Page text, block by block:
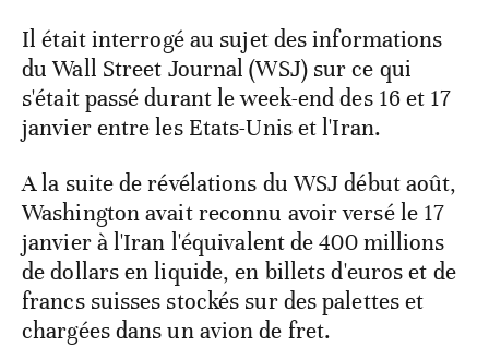
Il était interrogé au sujet des informations
du Wall Street Journal (WSJ) sur ce qui
s'était passé durant le week-end des 16 et 17
janvier entre les Etats-Unis et l'Iran.
A la suite de révélations du WSJ début août,
Washington avait reconnu avoir versé le 17
janvier à l'Iran l'équivalent de 400 millions
de dollars en liquide, en billets d'euros et de
francs suisses stockés sur des palettes et
chargées dans un avion de fret.